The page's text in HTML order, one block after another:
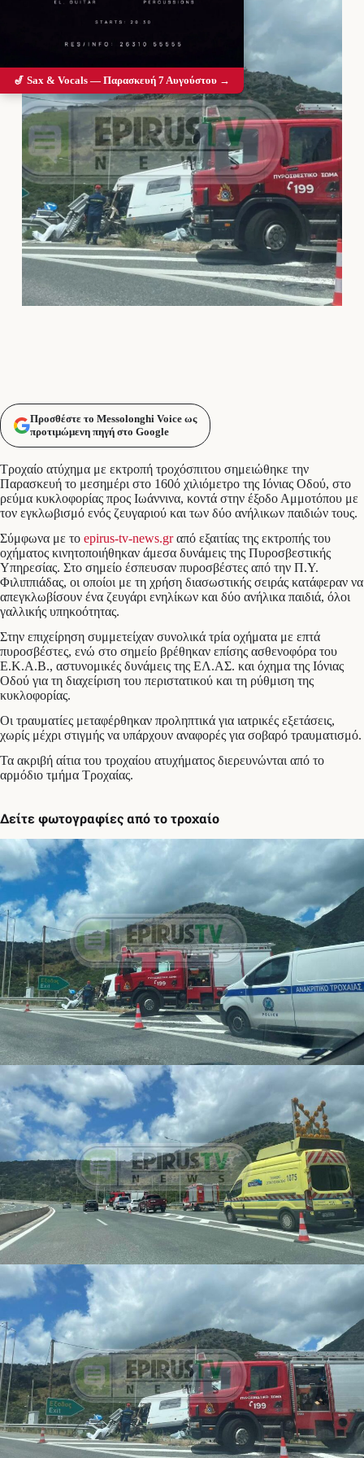
Προσθέστε το Messolonghi Voice ως
προτιμώμενη πηγή στο Google
Τροχαίο ατύχημα με εκτροπή τροχόσπιτου σημειώθηκε την
Παρασκευή το μεσημέρι στο 160ό χιλιόμετρο της Ιόνιας Οδού, στο
ρεύμα κυκλοφορίας προς Ιωάννινα, κοντά στην έξοδο Αμμοτόπου με
τον εγκλωβισμό ενός ζευγαριού και των δύο ανήλικων παιδιών τους.
Σύμφωνα με το epirus-tv-news.grαπό εξαιτίας της εκτροπής του
οχήματος κινητοποιήθηκαν άμεσα δυνάμεις της Πυροσβεστικής
Υπηρεσίας. Στο σημείο έσπευσαν πυροσβέστες από την Π.Υ.
Φιλιππιάδας, οι οποίοι με τη χρήση διασωστικής σειράς κατάφεραν να
απεγκλωβίσουν ένα ζευγάρι ενηλίκων και δύο ανήλικα παιδιά, όλοι
γαλλικής υπηκοότητας.
Στην επιχείρηση συμμετείχαν συνολικά τρία οχήματα με επτά
πυροσβέστες, ενώ στο σημείο βρέθηκαν επίσης ασθενοφόρα του
Ε.Κ.Α.Β., αστυνομικές δυνάμεις της ΕΛ.ΑΣ. και όχημα της Ιόνιας
Οδού για τη διαχείριση του περιστατικού και τη ρύθμιση της
κυκλοφορίας.
Οι τραυματίες μεταφέρθηκαν προληπτικά για ιατρικές εξετάσεις,
χωρίς μέχρι στιγμής να υπάρχουν αναφορές για σοβαρό τραυματισμό.
Τα ακριβή αίτια του τροχαίου ατυχήματος διερευνώνται από το
αρμόδιο τμήμα Τροχαίας.
Δείτε φωτογραφίες από το τροχαίο
🎷 Sax & Vocals — Παρασκευή 7 Αυγούστου →